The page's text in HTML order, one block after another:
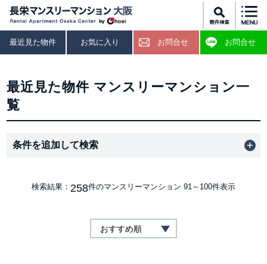
最近見た物件 お気に入り お問合せ お問合せ
最近見た物件 マンスリーマンション一
覧
条件を追加して検索
検索結果： 258件のマンスリーマンション 91～100件表示